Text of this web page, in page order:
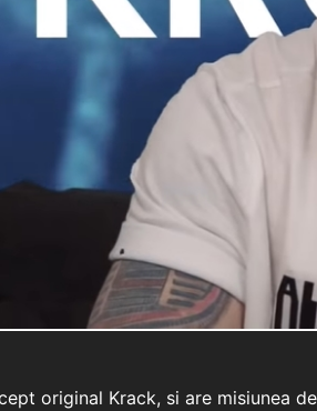
original Krack, si are misiunea